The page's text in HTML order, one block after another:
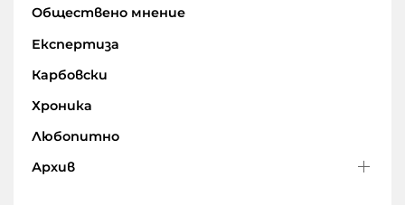
Обществено мнение
Експертиза
Карбовски
Хроника
Любопитно
Архив